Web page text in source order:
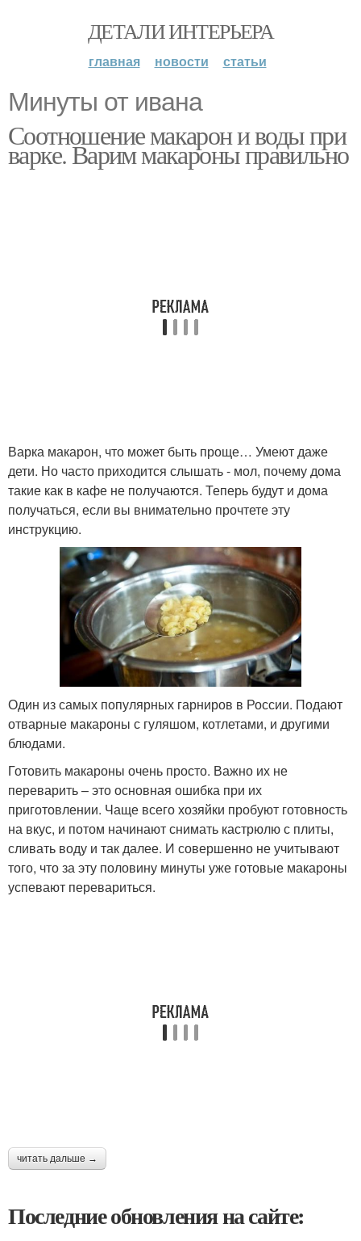
ДЕТАЛИ ИНТЕРЬЕРА
главная новости статьи
Минуты от ивана
Соотношение макарон и воды при
варке. Варим макароны правильно
Варка макарон, что может быть проще… Умеют даже
дети. Но часто приходится слышать - мол, почему дома
такие как в кафе не получаются. Теперь будут и дома
получаться, если вы внимательно прочтете эту
инструкцию.
Один из самых популярных гарниров в России. Подают
отварные макароны с гуляшом, котлетами, и другими
блюдами.
Готовить макароны очень просто. Важно их не
переварить – это основная ошибка при их
приготовлении. Чаще всего хозяйки пробуют готовность
на вкус, и потом начинают снимать кастрюлю с плиты,
сливать воду и так далее. И совершенно не учитывают
того, что за эту половину минуты уже готовые макароны
успевают перевариться.
читать дальше →
Последние обновления на сайте: